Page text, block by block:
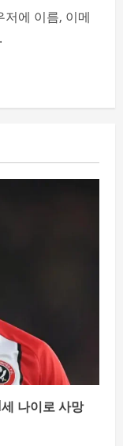
에 이름, 이메
나이로 사망